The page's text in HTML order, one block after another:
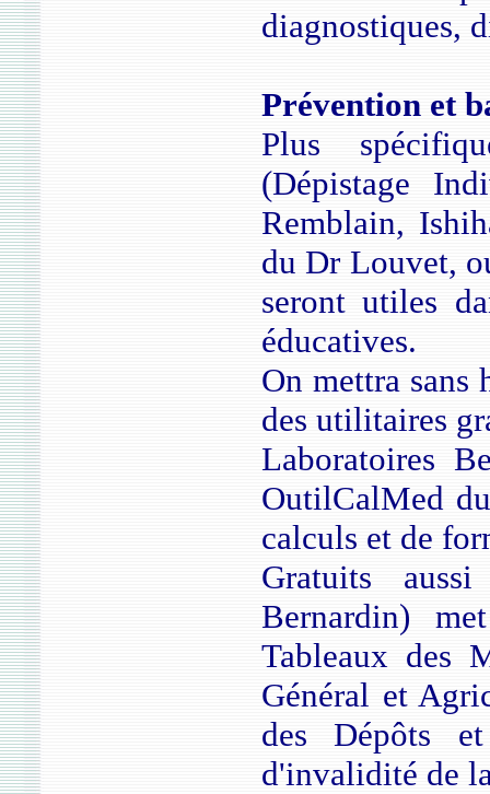
diagnostiques,
Prévention et
Plus
(Dépistage
Remblain,
du Dr Louvet,
seront utiles
éducatives.
On mettra sans
des utilitaires
Laboratoires
OutilCalMed
calculs et de
Gratuits
Bernardin)
Tableaux des
Général et
des Dépôts
d'invalidité de